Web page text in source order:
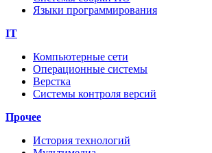
Языки программирования
IT
Компьютерные сети
Операционные системы
Верстка
Системы контроля версий
Прочее
История технологий